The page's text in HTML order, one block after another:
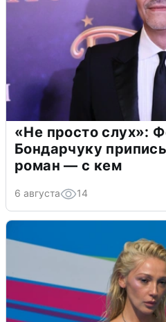
«Не просто слух»:
Бондарчуку
роман — с кем
6 августа 14